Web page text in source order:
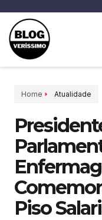
Home Atualidade
Piso